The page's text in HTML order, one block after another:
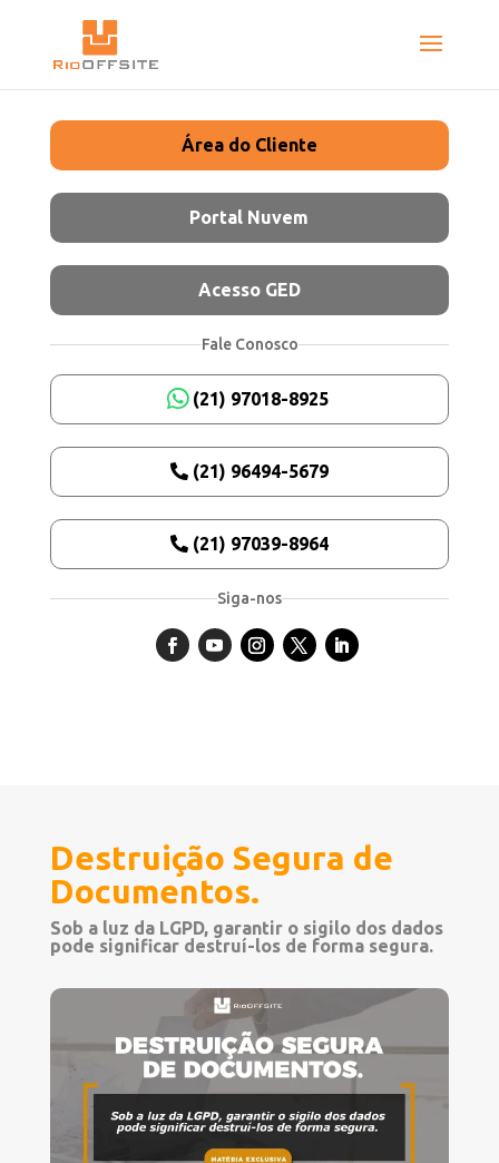
Área do Cliente
Portal Nuvem
Acesso GED
Fale Conosco
(21) 97018-8925
(21) 96494-5679
(21) 97039-8964
Siga-nos
Destruição Segura de
Documentos.
Sob a luz da LGPD, garantir o sigilo dos dados
pode significar destruí-los de forma segura.